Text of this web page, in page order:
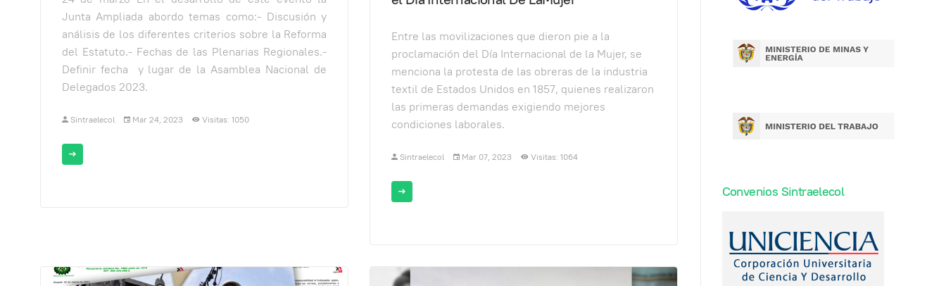
Junta Ampliada abordo temas como:- Discusión y
análisis de los diferentes criterios sobre la Reforma
del Estatuto.- Fechas de las Plenarias Regionales.-
Definir fecha y lugar de la Asamblea Nacional de
Delegados 2023.
Sintraelecol Mar 24, 2023 Visitas: 1050
Entre las movilizaciones que dieron pie a la
proclamación del Día Internacional de la Mujer, se
menciona la protesta de las obreras de la industria
textil de Estados Unidos en 1857, quienes realizaron
las primeras demandas exigiendo mejores
condiciones laborales.
Sintraelecol Mar 07, 2023 Visitas: 1064
Convenios Sintraelecol